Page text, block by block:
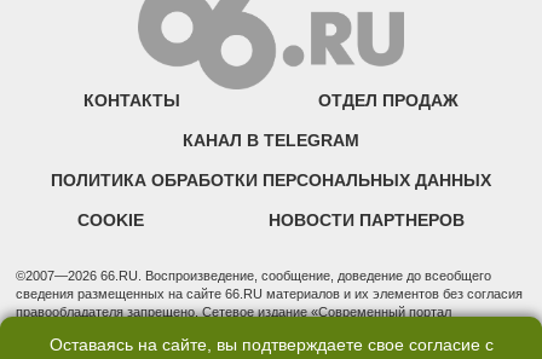
КОНТАКТЫ ОТДЕЛ ПРОДАЖ
КАНАЛ В TELEGRAM
ПОЛИТИКА ОБРАБОТКИ ПЕРСОНАЛЬНЫХ ДАННЫХ
COOKIE НОВОСТИ ПАРТНЕРОВ
©2007—2026 66.RU. Воспроизведение, сообщение, доведение до всеобщего
сведения размещенных на сайте 66.RU материалов и их элементов без согласия
правообладателя запрещено. Сетевое издание «Современный портал
надзору в сфере связи, информационных технологий и массовых коммуникаций
Оставаясь на сайте, вы подтверждаете свое согласие с